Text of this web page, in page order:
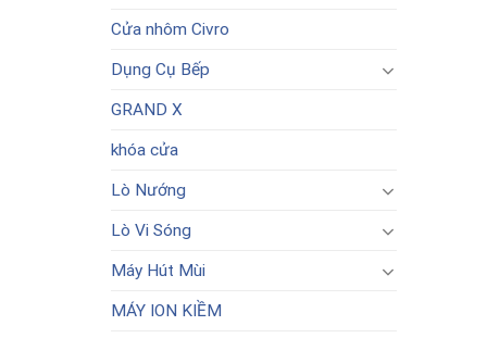
Cửa nhôm Civro
Dụng Cụ Bếp
GRAND X
khóa cửa
Lò Nướng
Lò Vi Sóng
Máy Hút Mùi
MÁY ION KIỀM